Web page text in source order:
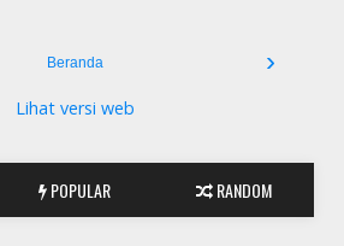
›
Beranda
Lihat versi web
POPULAR RANDOM